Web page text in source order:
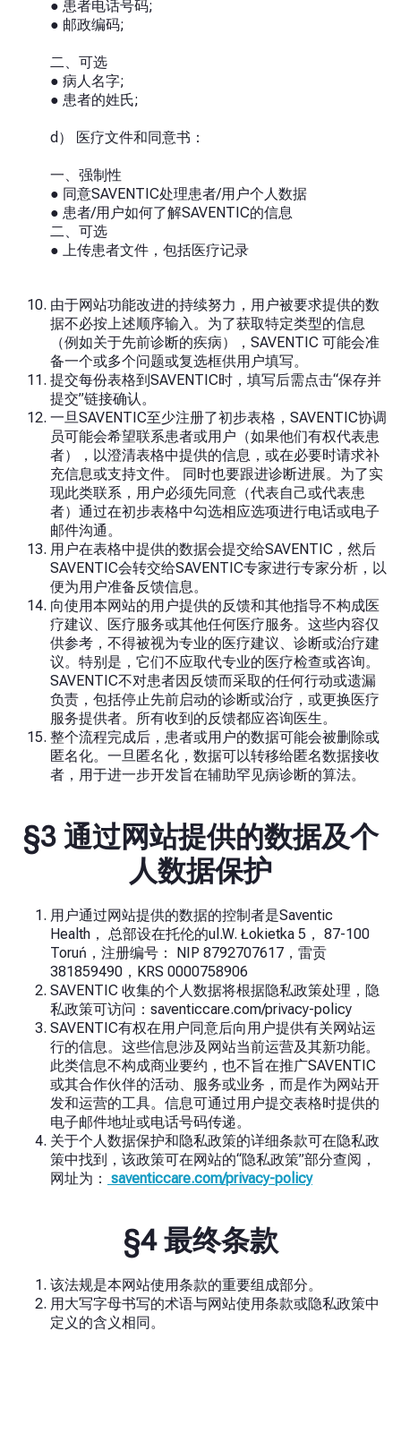
● 患者电话号码;
● 邮政编码;
二、可选
● 病人名字;
● 患者的姓氏;
d） 医疗文件和同意书：
一、强制性
● 同意SAVENTIC处理患者/用户个人数据
● 患者/用户如何了解SAVENTIC的信息
二、可选
● 上传患者文件，包括医疗记录
由于网站功能改进的持续努力，用户被要求提供的数
据不必按上述顺序输入。为了获取特定类型的信息
（例如关于先前诊断的疾病），SAVENTIC 可能会准
备一个或多个问题或复选框供用户填写。
提交每份表格到SAVENTIC时，填写后需点击“保存并
提交”链接确认。
一旦SAVENTIC至少注册了初步表格，SAVENTIC协调
员可能会希望联系患者或用户（如果他们有权代表患
者），以澄清表格中提供的信息，或在必要时请求补
充信息或支持文件。 同时也要跟进诊断进展。为了实
现此类联系，用户必须先同意（代表自己或代表患
者）通过在初步表格中勾选相应选项进行电话或电子
邮件沟通。
用户在表格中提供的数据会提交给SAVENTIC，然后
SAVENTIC会转交给SAVENTIC专家进行专家分析，以
便为用户准备反馈信息。
向使用本网站的用户提供的反馈和其他指导不构成医
疗建议、医疗服务或其他任何医疗服务。这些内容仅
供参考，不得被视为专业的医疗建议、诊断或治疗建
议。特别是，它们不应取代专业的医疗检查或咨询。
SAVENTIC不对患者因反馈而采取的任何行动或遗漏
负责，包括停止先前启动的诊断或治疗，或更换医疗
服务提供者。所有收到的反馈都应咨询医生。
整个流程完成后，患者或用户的数据可能会被删除或
匿名化。一旦匿名化，数据可以转移给匿名数据接收
者，用于进一步开发旨在辅助罕见病诊断的算法。
§3 通过网站提供的数据及个
人数据保护
用户通过网站提供的数据的控制者是Saventic
Health， 总部设在托伦的ul.W. Łokietka 5， 87-100
Toruń，注册编号： NIP 8792707617，雷贡
381859490，KRS 0000758906
SAVENTIC 收集的个人数据将根据隐私政策处理，隐
私政策可访问：saventiccare.com/privacy-policy
SAVENTIC有权在用户同意后向用户提供有关网站运
行的信息。这些信息涉及网站当前运营及其新功能。
此类信息不构成商业要约，也不旨在推广SAVENTIC
或其合作伙伴的活动、服务或业务，而是作为网站开
发和运营的工具。信息可通过用户提交表格时提供的
电子邮件地址或电话号码传递。
关于个人数据保护和隐私政策的详细条款可在隐私政
策中找到，该政策可在网站的“隐私政策”部分查阅，
网址为： saventiccare.com/privacy-policy
§4 最终条款
该法规是本网站使用条款的重要组成部分。
用大写字母书写的术语与网站使用条款或隐私政策中
定义的含义相同。